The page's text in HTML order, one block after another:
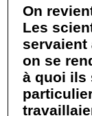
On
Les
servaient
on se
à quoi ils